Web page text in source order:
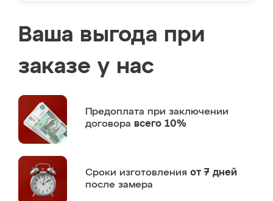
Ваша выгода при
заказе у нас
Предоплата при заключении
договора всего 10%
Сроки изготовления от 7 дней
после замера